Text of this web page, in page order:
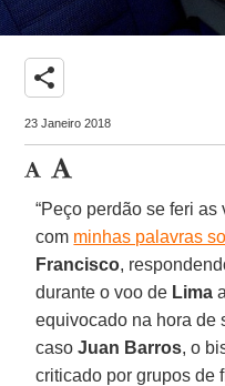
share
23 Janeiro 2018
“Peço perdão se feri
com minhas palavras
Francisco,
durante o voo de Lima a
equivocado na hora de
casoJuan Barros, o
criticado por grupos de